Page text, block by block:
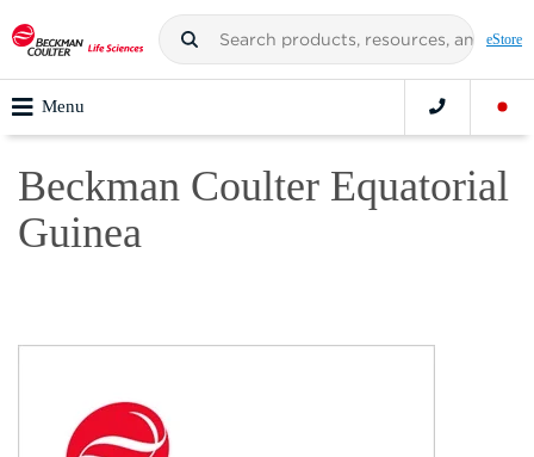
eStore
Menu
Beckman Coulter Equatorial
Guinea